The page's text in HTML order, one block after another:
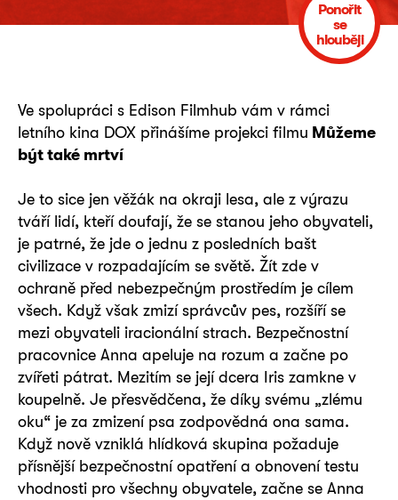
Ponořit
se
hlouběji
Ve spolupráci s Edison Filmhub vám v rámci
letního kina DOX přinášíme projekci filmu Můžeme
být také mrtví
Je to sice jen věžák na okraji lesa, ale z výrazu
tváří lidí, kteří doufají, že se stanou jeho obyvateli,
je patrné, že jde o jednu z posledních bašt
civilizace v rozpadajícím se světě. Žít zde v
ochraně před nebezpečným prostředím je cílem
všech. Když však zmizí správcův pes, rozšíří se
mezi obyvateli iracionální strach. Bezpečnostní
pracovnice Anna apeluje na rozum a začne po
zvířeti pátrat. Mezitím se její dcera Iris zamkne v
koupelně. Je přesvědčena, že díky svému „zlému
oku“ je za zmizení psa zodpovědná ona sama.
Když nově vzniklá hlídková skupina požaduje
přísnější bezpečnostní opatření a obnovení testu
vhodnosti pro všechny obyvatele, začne se Anna